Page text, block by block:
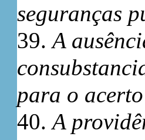
seguranças
39.A
para o
40.A